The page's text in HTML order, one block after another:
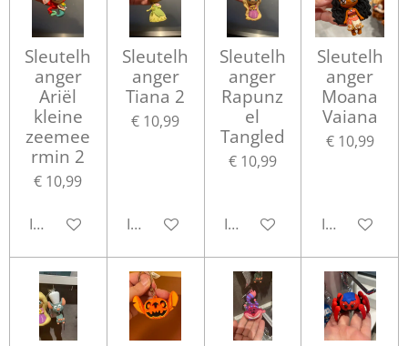
Sleutelh
anger
Ariël
kleine
zeemee
rmin 2
€ 10,99
In winkelwagen
Sleutelh
anger
Tiana 2
€ 10,99
In winkelwagen
Sleutelh
anger
Rapunz
el
Tangled
€ 10,99
In winkelwagen
Sleutelh
anger
Moana
Vaiana
€ 10,99
In